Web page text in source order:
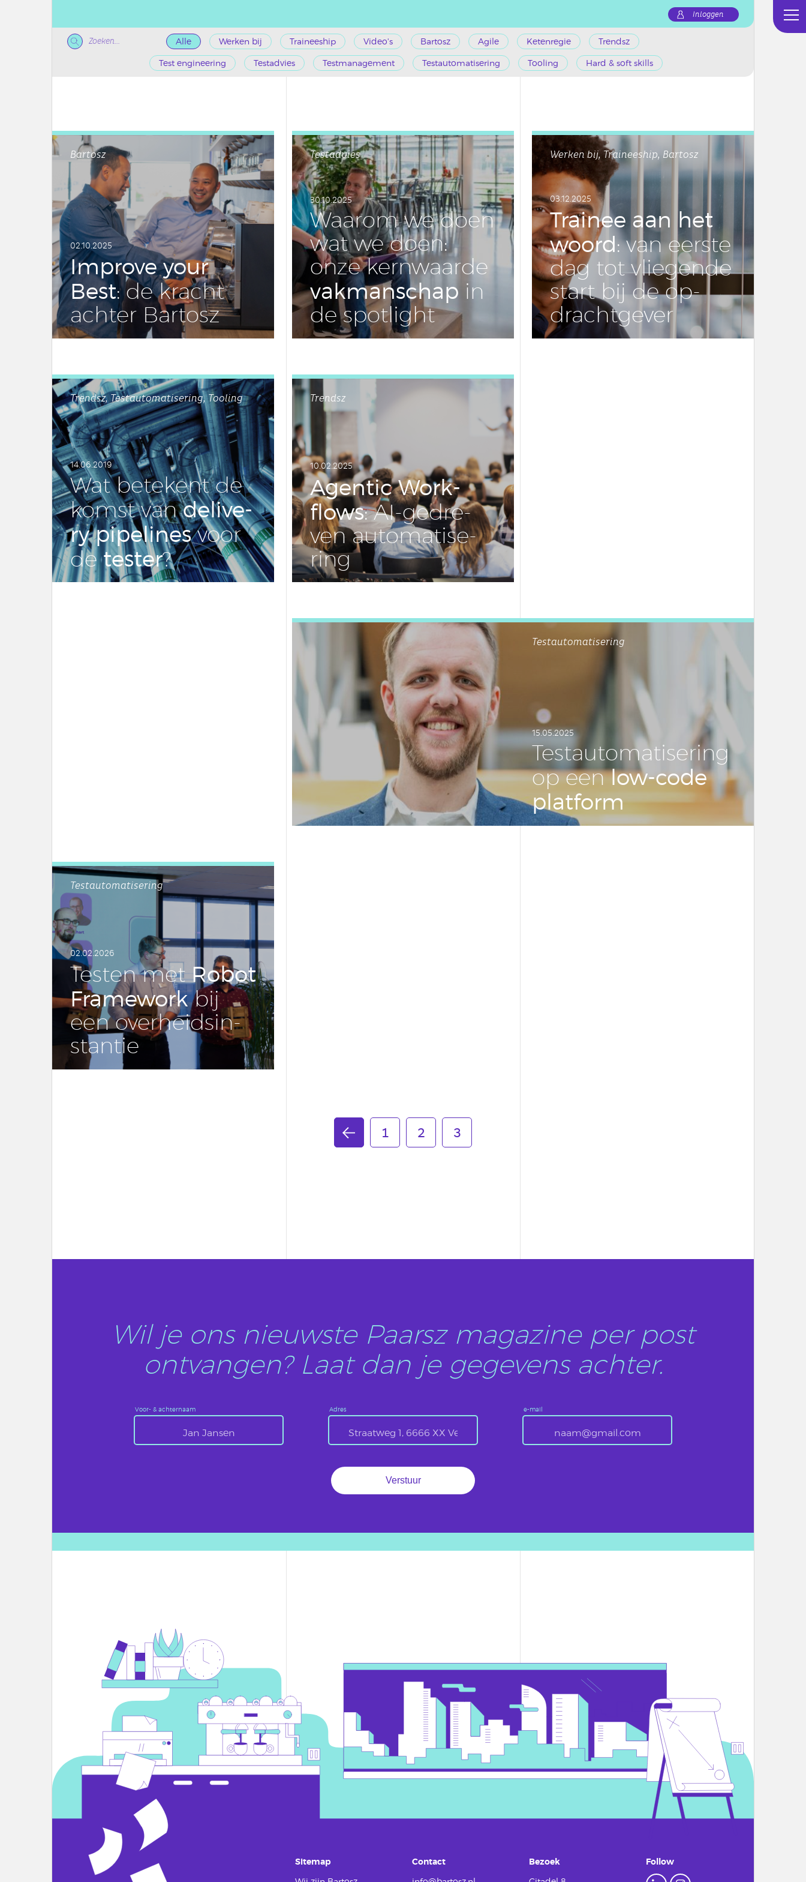
Inloggen
Zoeken... Alle Werken bij Traineeship Video's Bartosz Agile Ketenregie Trendsz
Test engineering Testadvies Testmanagement Testautomatisering Tooling Hard & soft skills
Bartosz
02.10.2025
Improve your
Best: de kracht
achter Bartosz
Testadvies
30.10.2025
Waarom we doen
wat we doen:
onze kern­waar­de
vak­man­schap in
de spot­light
Werken bij, Traineeship, Bartosz
03.12.2025
Trainee aan het
woord: van eerste
dag tot vlie­gen­de
start bij de op­
dracht­ge­ver
Trendsz, Testautomatisering, Tooling
14.06.2019
Wat be­te­kent de
komst vande­li­ve­
ry pi­pe­li­nesvoor
detester?
Trendsz
10.02.2025
Agentic Work­
flows: AI-ge­dre­
ven au­to­ma­ti­se­
ring
Testautomatisering
15.05.2025
Test­au­to­ma­ti­se­ring
op eenlow-code
plat­form
Testautomatisering
02.02.2026
Testen metRobot
Fra­me­workbij
een over­heids­in­
stan­tie
1 2 3
Wil je ons nieuwste Paarsz magazine per post
ontvangen? Laat dan je gegevens achter.
Voor- & achternaam Adres e-mail
Sitemap Contact Bezoek Follow